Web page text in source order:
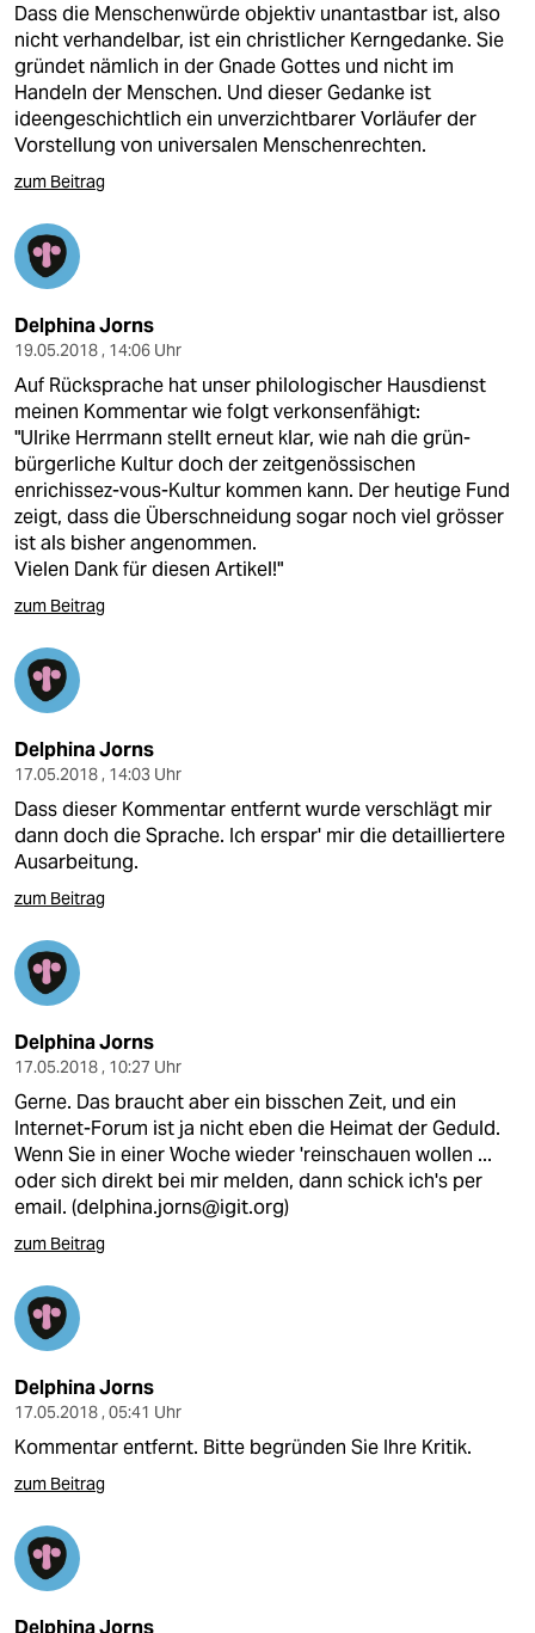
Dass die Menschenwürde objektiv unantastbar ist, also
nicht verhandelbar, ist ein christlicher Kerngedanke. Sie
gründet nämlich in der Gnade Gottes und nicht im
Handeln der Menschen. Und dieser Gedanke ist
ideengeschichtlich ein unverzichtbarer Vorläufer der
Vorstellung von universalen Menschenrechten.
zum Beitrag
Delphina Jorns
19.05.2018 , 14:06 Uhr
Auf Rücksprache hat unser philologischer Hausdienst
meinen Kommentar wie folgt verkonsenfähigt:
"Ulrike Herrmann stellt erneut klar, wie nah die grün-
bürgerliche Kultur doch der zeitgenössischen
enrichissez-vous-Kultur kommen kann. Der heutige Fund
zeigt, dass die Überschneidung sogar noch viel grösser
ist als bisher angenommen.
Vielen Dank für diesen Artikel!"
zum Beitrag
Delphina Jorns
17.05.2018 , 14:03 Uhr
Dass dieser Kommentar entfernt wurde verschlägt mir
dann doch die Sprache. Ich erspar' mir die detailliertere
Ausarbeitung.
zum Beitrag
Delphina Jorns
17.05.2018 , 10:27 Uhr
Gerne. Das braucht aber ein bisschen Zeit, und ein
Internet-Forum ist ja nicht eben die Heimat der Geduld.
Wenn Sie in einer Woche wieder 'reinschauen wollen ...
oder sich direkt bei mir melden, dann schick ich's per
email. (delphina.jorns@igit.org)
zum Beitrag
Delphina Jorns
17.05.2018 , 05:41 Uhr
Kommentar entfernt. Bitte begründen Sie Ihre Kritik.
zum Beitrag
Delphina Jorns